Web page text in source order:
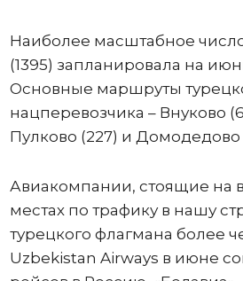
Наиболее масштабное
(1395) запланировала на
Основные маршруты
нацперевозчика – Внуково
Пулково (227) и Домодедово
Авиакомпании, стоящие на
местах по трафику в нашу
турецкого флагмана более
Uzbekistan Airways в июне